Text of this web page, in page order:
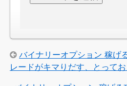
バイナリーオプション 稼げ
レードがキマりだす、とって